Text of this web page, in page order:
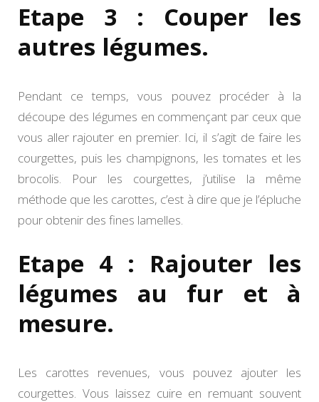
Etape 3 : Couper les
autres légumes.
Pendant ce temps, vous pouvez procéder à la
découpe des légumes en commençant par ceux que
vous aller rajouter en premier. Ici, il s’agit de faire les
courgettes, puis les champignons, les tomates et les
brocolis. Pour les courgettes, j’utilise la même
méthode que les carottes, c’est à dire que je l’épluche
pour obtenir des fines lamelles.
Etape 4 : Rajouter les
légumes au fur et à
mesure.
Les carottes revenues, vous pouvez ajouter les
courgettes. Vous laissez cuire en remuant souvent